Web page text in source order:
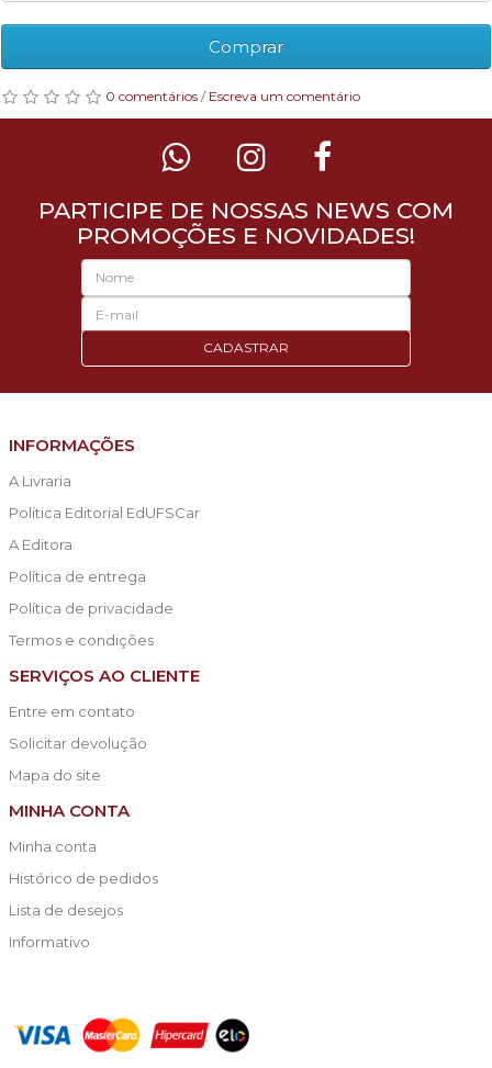
Comprar
0 comentários / Escreva um comentário
PARTICIPE DE NOSSAS NEWS COM
PROMOÇÕES E NOVIDADES!
CADASTRAR
INFORMAÇÕES
A Livraria
Política Editorial EdUFSCar
A Editora
Política de entrega
Política de privacidade
Termos e condições
SERVIÇOS AO CLIENTE
Entre em contato
Solicitar devolução
Mapa do site
MINHA CONTA
Minha conta
Histórico de pedidos
Lista de desejos
Informativo